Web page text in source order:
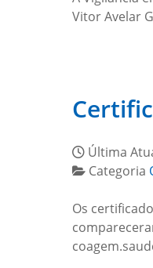
Vitor Avelar
Última
Categoria
Os